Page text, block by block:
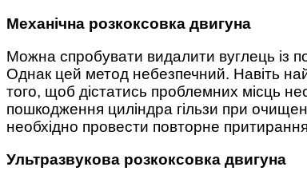
Механічна розкоксовка двигуна
Можна спробувати видалити вуглець із
Однак цей метод небезпечний. Навіть
того, щоб дістатись проблемних місць
пошкодження циліндра гільзи при
необхідно провести повторне
Ультразвукова розкоксовка двигуна